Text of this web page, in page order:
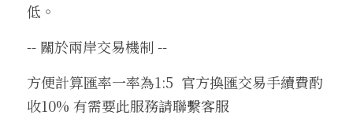
低。
-- 關於兩岸交易機制 --
方便計算匯率一率為1:5  官方換匯交易手續費酌
收10% 有需要此服務請聯繫客服